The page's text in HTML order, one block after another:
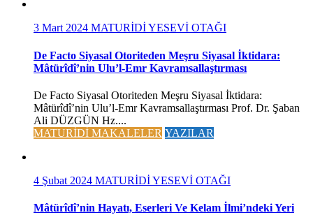
3 Mart 2024 MATURİDİ YESEVİ OTAĞI
De Facto Siyasal Otoriteden Meşru Siyasal İktidara:
Mâtürîdî’nin Ulu’l-Emr Kavramsallaştırması
De Facto Siyasal Otoriteden Meşru Siyasal İktidara:
Mâtürîdî’nin Ulu’l-Emr Kavramsallaştırması Prof. Dr. Şaban
Ali DÜZGÜN Hz....
MATURİDİ MAKALELER YAZILAR
4 Şubat 2024 MATURİDİ YESEVİ OTAĞI
Mâtürîdî’nin Hayatı, Eserleri Ve Kelam İlmi’ndeki Yeri